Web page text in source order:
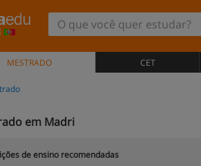
MESTRADO CET
em Madri
de ensino recomendadas